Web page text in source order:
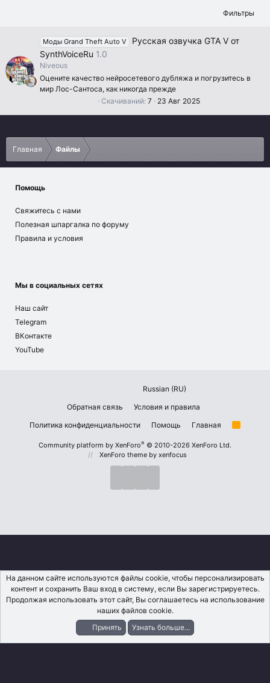
Фильтры
Моды Grand Theft Auto V
Русская озвучка GTA V от
SynthVoiceRu 1.0
Niveous
Оцените качество нейросетевого дубляжа и погрузитесь в
мир Лос-Сантоса, как никогда прежде
0
0
в
д
Скачиваний 7 23 Авг 2025
Главная Файлы
Помощь
Свяжитесь с нами
Полезная шпаргалка по форуму
Правила и условия
Мы в социальных сетях
Наш сайт
Telegram
ВКонтакте
YouTube
Russian (RU)
Обратная связь
Условия и правила
Политика конфиденциальности
Помощь Главная
R
Community platform by XenForo® © 2010-2026 XenForo Ltd.
XenForo theme by xenfocus
Что Нового? Вход Регистрация
На данном сайте используются файлы cookie, чтобы персонализировать
контент и сохранить Ваш вход в систему, если Вы зарегистрируетесь.
Продолжая использовать этот сайт, Вы соглашаетесь на использование
наших файлов cookie.
Принять
Узнать больше...